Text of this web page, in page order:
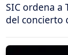
SIC ordena a
del concierto